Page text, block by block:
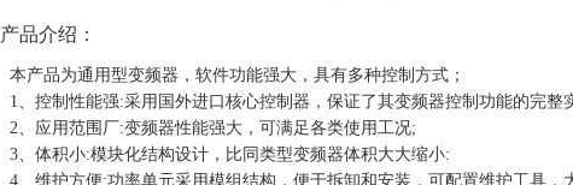
产品介绍：
本产品为通用型变频器，软件功能强大，具有多种控制方式；
1、控制性能强:采用国外进口核心控制器，保证了其变频器控制功能的完整
2、应用范围厂:变频器性能强大，可满足各类使用工况;
3、体积小:模块化结构设计，比同类型变频器体积大大缩小:
4 、维护方便:功率单元采用模组结构，便于拆卸和安装，可配置维护工具，